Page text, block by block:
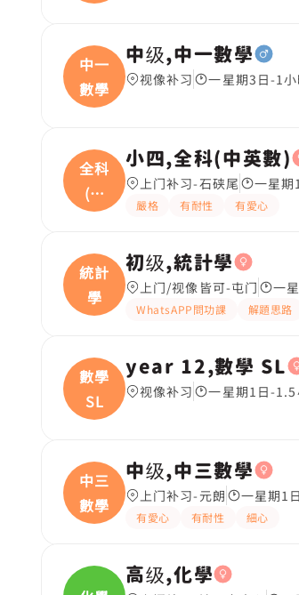
文
中一
數學
中级,中一數學
视像补习 一星期3日-1
全科
(中
英
小四,全科(中英數)
上门补习-石硖尾 一星
嚴格 有耐性 有愛心
統計
學
初级,統計學
上门/视像皆可-屯门 一
WhatsAPP問功課 解題思路
數學
SL
year 12,數學 SL
视像补习 一星期1日-
中三
數學
中级,中三數學
上门补习-元朗 一星期1
有愛心 有耐性 細心
高级,化學